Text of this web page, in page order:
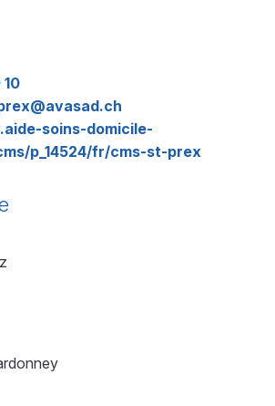
10
soins-domicile-
p_14524/fr/cms-st-prex